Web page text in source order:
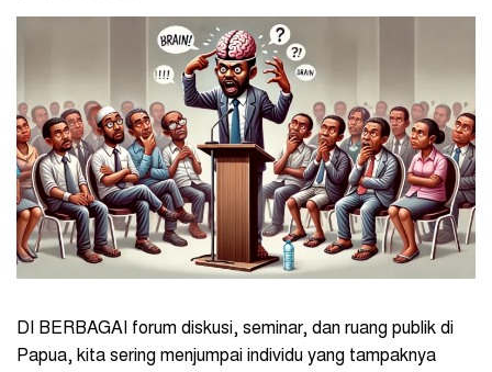
DI BERBAGAI forum diskusi, seminar, dan ruang publik di
Papua, kita sering menjumpai individu yang tampaknya